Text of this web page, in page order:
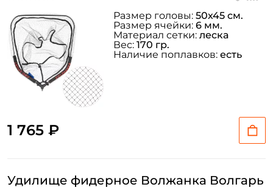
1 765 ₽
Размер головы: 50х45 см.
Размер ячейки: 6 мм.
Материал сетки: леска
Вес: 170 гр.
Наличие поплавков: есть
Удилище фидерное Волжанка Волгарь